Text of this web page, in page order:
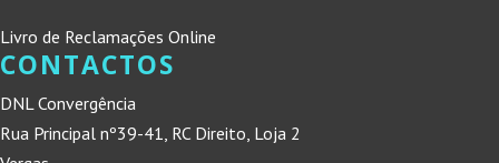
Livro de Reclamações Online
CONTACTOS
DNL Convergência
Rua Principal nº39-41, RC Direito, Loja 2